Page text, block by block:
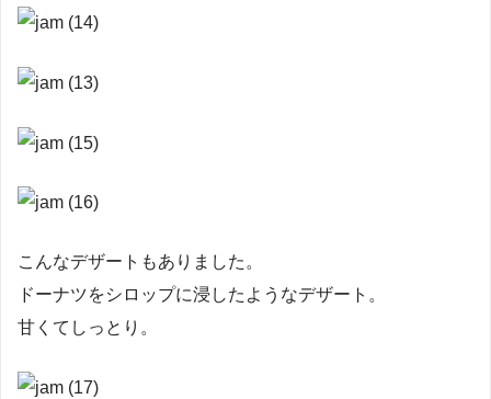
こんなデザートもありました。
ドーナツをシロップに浸したようなデザート。
甘くてしっとり。